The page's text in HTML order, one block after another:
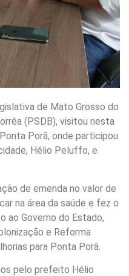
de Mato Grosso do
(PSDB), visitou nesta
Porã, onde participou
Hélio Peluffo, e
de emenda no valor de
na área da saúde e fez o
ao Governo do Estado,
e Reforma
para Ponta Porã.
pelo prefeito Hélio